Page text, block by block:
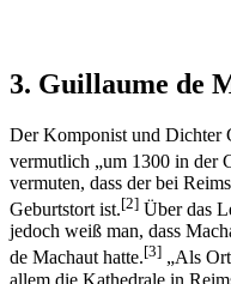
3. Guillaume de
Der Komponist und Dichter
vermutlich „um 1300 in der
vermuten, dass der bei
Geburtstort ist.[2] Über das
jedoch weiß man, dass
de Machaut hatte.[3] „Als
allem die Kathedrale in